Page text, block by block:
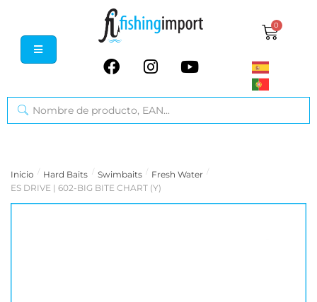
0
Inicio / Hard Baits / Swimbaits / Fresh Water /
ES DRIVE | 602-BIG BITE CHART (Y)